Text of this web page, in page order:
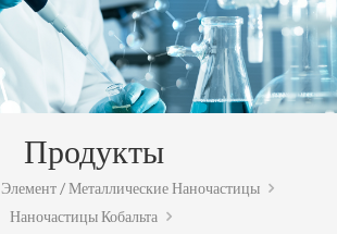
Продукты
Элемент / Металлические Наночастицы
Наночастицы Кобальта